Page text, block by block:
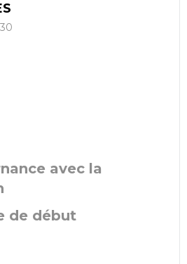
avec la
de début